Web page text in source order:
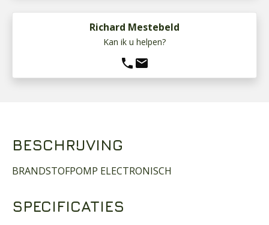
Richard Mestebeld
Kan ik u helpen?
phone mail
BESCHRIJVING
BRANDSTOFPOMP ELECTRONISCH
SPECIFICATIES